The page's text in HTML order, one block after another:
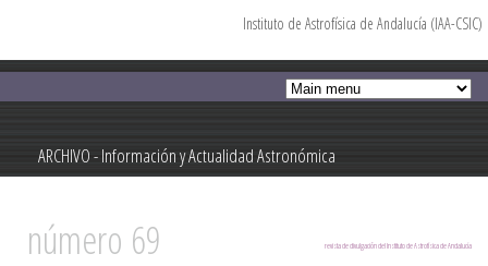
contenido
ARCHIVO - Información y Actualidad Astronómica
Información y Actualidad Astronómica
Instituto de Astrofísica de Andalucía (IAA-CSIC)
revista de divulgación del Instituto de Astrofísica de Andalucía
número 69